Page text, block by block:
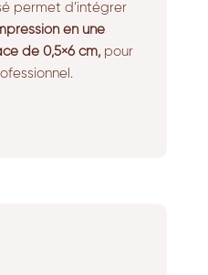
permet d’intégrer
en une
de 0,5×6 cm,pour